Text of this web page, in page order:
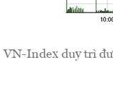
VN-Index duy trì